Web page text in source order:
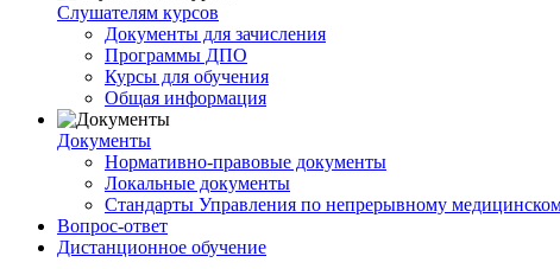
Слушателям курсов
Документы для зачисления
Программы ДПО
Курсы для обучения
Общая информация
Документы
Нормативно-правовые документы
Локальные документы
Стандарты Управления по непрерывному
Вопрос-ответ
Дистанционное обучение